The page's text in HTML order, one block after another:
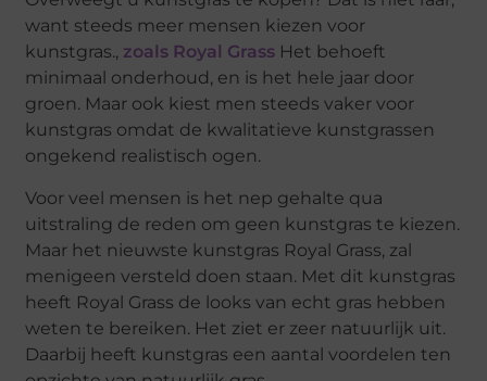
want steeds meer mensen kiezen voor
kunstgras., zoals Royal Grass Het behoeft
minimaal onderhoud, en is het hele jaar door
groen. Maar ook kiest men steeds vaker voor
kunstgras omdat de kwalitatieve kunstgrassen
ongekend realistisch ogen.
Voor veel mensen is het nep gehalte qua
uitstraling de reden om geen kunstgras te kiezen.
Maar het nieuwste kunstgras Royal Grass, zal
menigeen versteld doen staan. Met dit kunstgras
heeft Royal Grass de looks van echt gras hebben
weten te bereiken. Het ziet er zeer natuurlijk uit.
Daarbij heeft kunstgras een aantal voordelen ten